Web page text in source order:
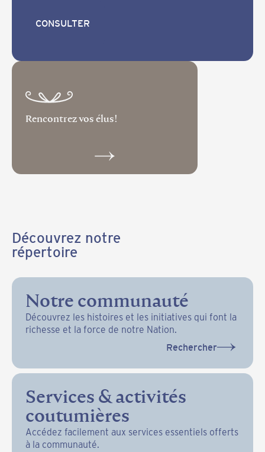
CONSULTER
CONSULTER
Rencontrez vos élus!
Découvrez notre
répertoire
Notre communauté
Découvrez les histoires et les initiatives qui font la
richesse et la force de notre Nation.
Rechercher
Services & activités
coutumières
Accédez facilement aux services essentiels offerts
à la communauté.